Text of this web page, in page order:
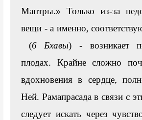
Мантры.» Только из-за
вещи - а именно,
(6 Бхавы) - возникает
плодах. Крайне сложно
вдохновения в сердце,
Ней. Рамапрасада в связи с
следует искать через